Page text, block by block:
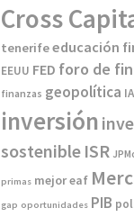
Cross
tenerifeeducación
EEUU FED foro de
finanzas geopolítica IA
inversión
sostenible ISR
primas mejor eaf
gap oportunidades PIB